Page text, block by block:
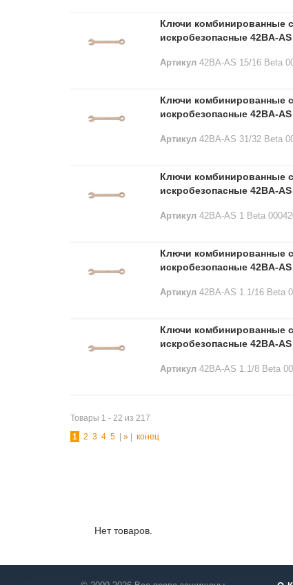
Ключи комбинированные
искробезопасные 42BA-
Артикул 42BA-AS 15/16 Beta
Ключи комбинированные
искробезопасные 42BA-
Артикул 42BA-AS 31/32 Beta
Ключи комбинированные
искробезопасные 42BA-
Артикул 42BA-AS 1 Beta
Ключи комбинированные
искробезопасные 42BA-
Артикул 42BA-AS 1.1/16 Beta
Ключи комбинированные
искробезопасные 42BA-
Артикул 42BA-AS 1.1/8 Beta
Товары 1 - 22 из 217
1
2 3 4 5 » конец
Нет товаров.